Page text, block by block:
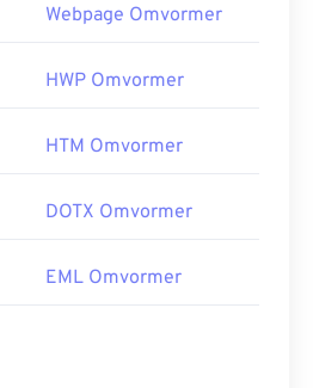
Webpage Omvormer
HWP Omvormer
HTM Omvormer
DOTX Omvormer
EML Omvormer